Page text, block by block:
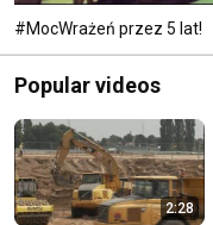
#MocWrażeń przez 5 lat!
Popular videos
2:28